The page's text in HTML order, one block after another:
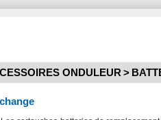
ONDULEUR >